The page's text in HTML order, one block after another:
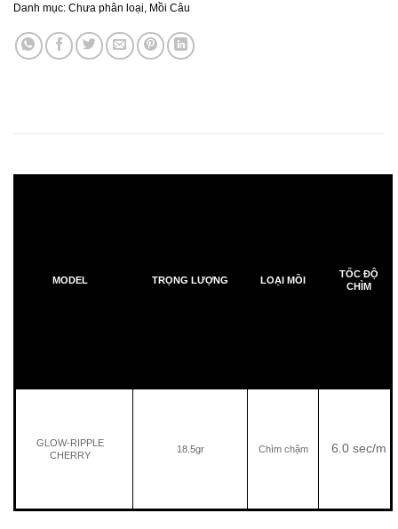
Danh mục: Chưa phân loại Mồi Câu
MODEL TRỌNG LƯỢNG LOẠI MỒI
TỐC ĐỘ
CHÌM
GLOW-RIPPLE
CHERRY
18.5gr Chìm chậm 6.0 sec/m